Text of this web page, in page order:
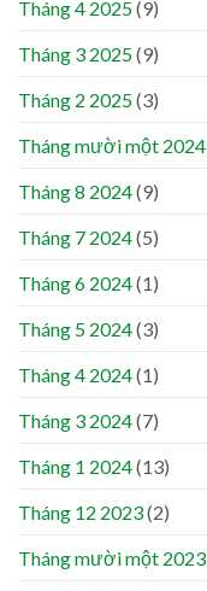
Tháng 4 2025(9)
Tháng 3 2025(9)
Tháng 2 2025(3)
Tháng mười một 2024
Tháng 8 2024(9)
Tháng 7 2024(5)
Tháng 6 2024(1)
Tháng 5 2024(3)
Tháng 4 2024(1)
Tháng 3 2024(7)
Tháng 1 2024(13)
Tháng 12 2023(2)
Tháng mười một 2023